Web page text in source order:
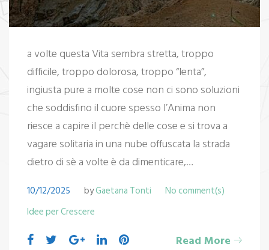
a volte questa Vita sembra stretta, troppo
difficile, troppo dolorosa, troppo “lenta”,
ingiusta pure a molte cose non ci sono soluzioni
che soddisfino il cuore spesso l’Anima non
riesce a capire il perchè delle cose e si trova a
vagare solitaria in una nube offuscata la strada
dietro di sè a volte è da dimenticare,…
10/12/2025 byGaetana Tonti
No comment(s)
Idee per Crescere
Read More